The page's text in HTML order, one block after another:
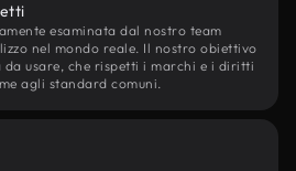
esaminata dal nostro team
nel mondo reale. Il nostro obiettivo
da usare, che rispetti i marchi e i diritti
agli standard comuni.